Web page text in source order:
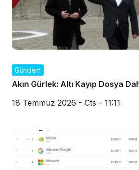
Gündem
Akın Gürlek: Altı Kayıp Dosya
18 Temmuz 2026 - Cts - 11:11